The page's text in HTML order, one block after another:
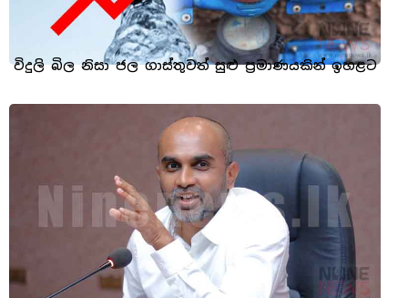
විදුලි බිල නිසා ජල ගාස්තුවත් සුළු ප්‍රමාණයකින් ඉහළට